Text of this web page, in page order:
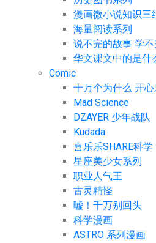
漫画微小说知识三
海量阅读系列
说不完的故事 学
华文课文中的是什
Comic
十万个为什么 开
Mad Science
DZAYER 少年战队
Kudada
喜乐乐SHARE科学
星座美少女系列
职业人气王
古灵精怪
嘘！千万别回头
科学漫画
ASTRO 系列漫画